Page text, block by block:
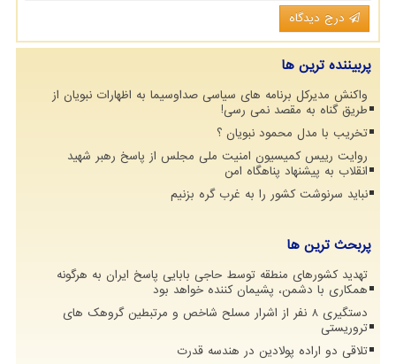
درج دیدگاه
پربیننده ترین ها
واکنش مدیرکل برنامه های سیاسی صداوسیما به اظهارات نبویان از
طریق گناه به مقصد نمی رسی!
تخریب با مدل محمود نبویان ؟
روایت رییس کمیسیون امنیت ملی مجلس از پاسخ رهبر شهید
انقلاب به پیشنهاد پناهگاه امن
نباید سرنوشت کشور را به غرب گره بزنیم
پربحث ترین ها
تهدید کشورهای منطقه توسط حاجی بابایی پاسخ ایران به هرگونه
همکاری با دشمن، پشیمان کننده خواهد بود
دستگیری 8 نفر از اشرار مسلح شاخص و مرتبطین گروهک های
تروریستی
تلاقی دو اراده پولادین در هندسه قدرت